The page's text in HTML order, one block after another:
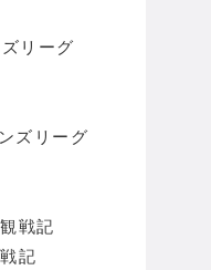
リーグ
ズリーグ
戦記
記